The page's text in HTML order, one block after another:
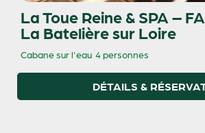
La Toue Reine & SPA –
La Batelière sur Loire
Cabane sur l'eau 4 personnes
DÉTAILS &